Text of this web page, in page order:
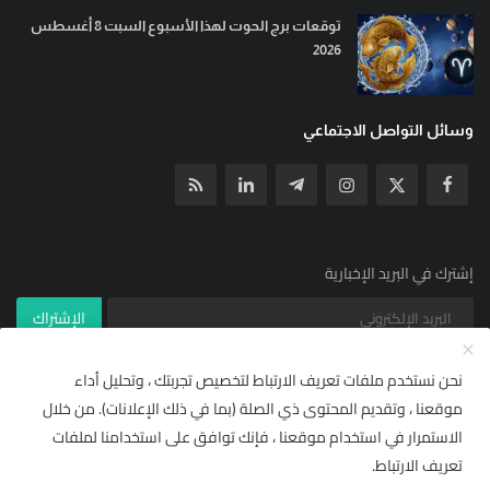
توقعات برج الحوت لهذا الأسبوع السبت 8 أغسطس
2026
وسائل التواصل الاجتماعي
إشترك في البريد الإخبارية
الإشتراك
© جميع الحقوق محفوظة ل YallaNews net 2021
شروط خدمة RSS | يلا نيوز نت
نحن نستخدم ملفات تعريف الارتباط لتخصيص تجربتك ، وتحليل أداء
موقعنا ، وتقديم المحتوى ذي الصلة (بما في ذلك الإعلانات). من خلال
الاستمرار في استخدام موقعنا ، فإنك توافق على استخدامنا لملفات
تعريف الارتباط.
🌟 أضف "يلا نيوز نت" إلى مصادرك ×
تابع أحدث الأخبار والتقارير حصرياً ومباشرة من قسم
مصادرك"